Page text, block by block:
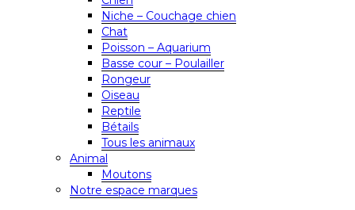
Niche – Couchage chien
Chat
Poisson – Aquarium
Basse cour – Poulailler
Rongeur
Oiseau
Reptile
Bétails
Tous les animaux
Animal
Moutons
Notre espace marques